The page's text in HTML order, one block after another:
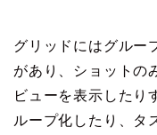
グリッドにはグルー
があり、ショットの
ビューを表示したり
ループ化したり、タ